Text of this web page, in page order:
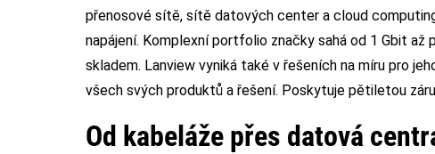
přenosové sítě, sítě datových center a cloud
napájení. Komplexní portfolio značky sahá od 1 Gbit
skladem. Lanview vyniká také v řešeních na míru pro
všech svých produktů a řešení. Poskytuje pětiletou
Od kabeláže přes datová